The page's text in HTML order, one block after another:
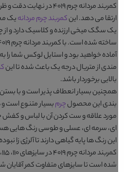
کمربند مردانه چرم 4019
در نهایت دقت و
ارتقا می دهد. اینکمربند چرم مردانهیک
یک سگک میخی ارزنده و کلاسیک دارد و از
ساخته شده است. باکمربند مردانه چرم 4019
آماده خواهید بود و استایل لوکس شما را
مندی از متریال درجه یک باعث شده تا این
بالایی برخوردار باشد.
همچنین بسیار انعطاف پذیر است و با بستن
بندی این محصولچرمبسیار متنوع است و
مورد علاقه و ست کردن آن با لباس و کفش
ای، سرمه ای، عسلی و طوسیرنگ هایی
این رنگ ها پایه گیاهی دارند تا آلرژی زا نبوده
کمربند مردانه چرم 4019
شده است تا سایزهای متفاوت کمر